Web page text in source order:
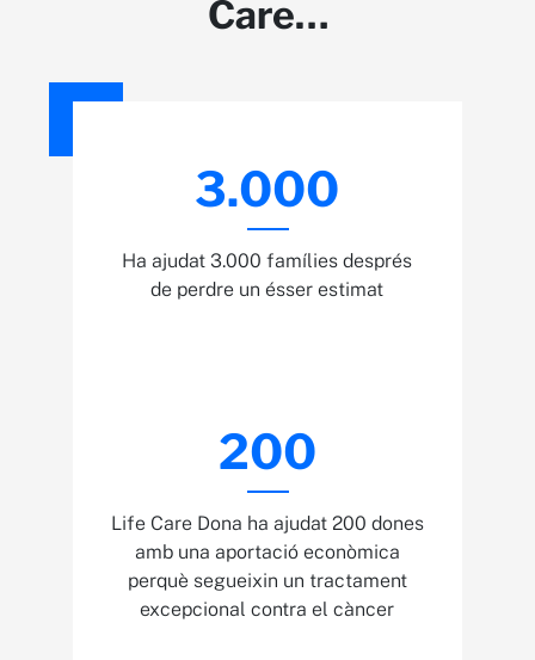
Care…
3.000
Ha ajudat 3.000 famílies després
de perdre un ésser estimat
200
Life Care Dona ha ajudat 200 dones
amb una aportació econòmica
perquè segueixin un tractament
excepcional contra el càncer